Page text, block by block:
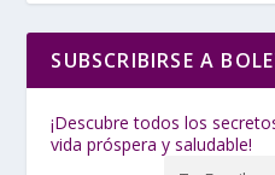
SUBSCRIBIRSE A
¡Descubre todos los
vida próspera y saludable!